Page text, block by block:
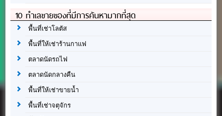
10 ทำเลขายของที่มีการค้นหามากที่สุด
พื้นที่เช่าโลตัส
พื้นที่ให้เช่าร้านกาแฟ
ตลาดนัดรถไฟ
ตลาดนัดกลางคืน
พื้นที่ให้เช่าขายน้ำ
พื้นที่เช่าจตุจักร